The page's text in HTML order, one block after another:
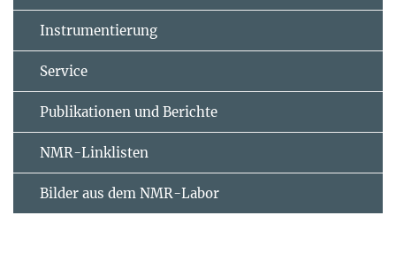
Instrumentierung
Service
Publikationen und Berichte
NMR-Linklisten
Bilder aus dem NMR-Labor